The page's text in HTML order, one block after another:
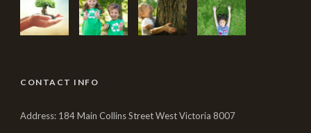
CONTACT INFO
Address: 184 Main Collins Street West Victoria 8007